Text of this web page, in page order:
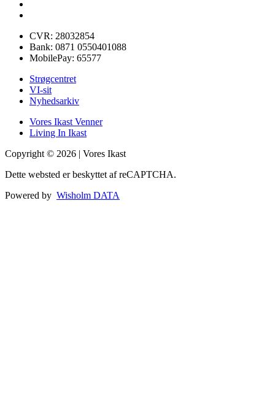
CVR: 28032854
Bank: 0871 0550401088
MobilePay: 65577
Strøgcentret
VI-sit
Nyhedsarkiv
Vores Ikast Venner
Living In Ikast
Copyright © 2026 | Vores Ikast
Dette websted er beskyttet af reCAPTCHA.
Powered by Wisholm DATA